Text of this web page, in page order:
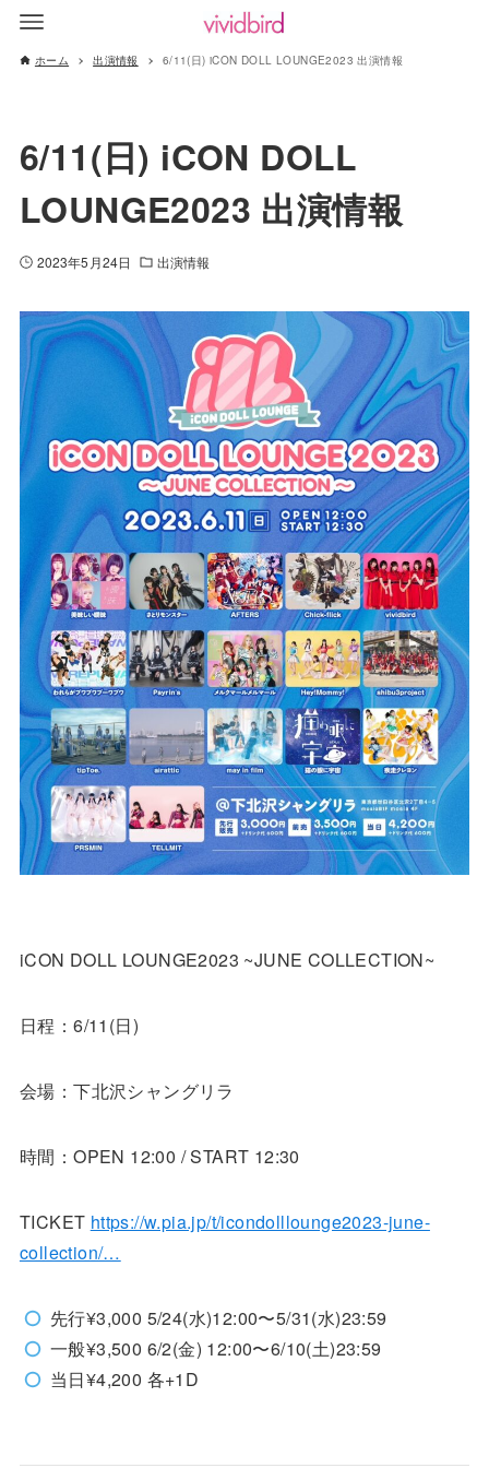
ホーム 出演情報 6/11(日) iCON DOLL LOUNGE2023 出演情報
6/11(日) iCON DOLL
LOUNGE2023 出演情報
2023年5月24日 出演情報
iCON DOLL LOUNGE2023 ~JUNE COLLECTION~
日程：6/11(日)
会場：下北沢シャングリラ
時間：OPEN 12:00 / START 12:30
TICKET https://w.pia.jp/t/icondolllounge2023-june-
collection/…
先行¥3,000 5/24(水)12:00〜5/31(水)23:59
一般¥3,500 6/2(金) 12:00〜6/10(土)23:59
当日¥4,200 各+1D